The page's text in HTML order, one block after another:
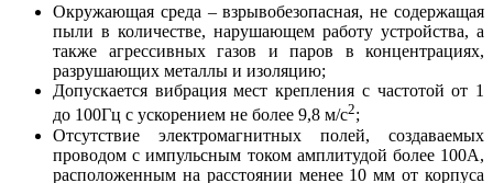
Окружающая среда – взрывобезопасная, не содержащая
пыли в количестве, нарушающем работу устройства, а
также агрессивных газов и паров в концентрациях,
разрушающих металлы и изоляцию;
Допускается вибрация мест крепления с частотой от 1
до 100Гц с ускорением не более 9,8 м/с2;
Отсутствие электромагнитных полей, создаваемых
проводом с импульсным током амплитудой более 100А,
расположенным на расстоянии менее 10 мм от корпуса